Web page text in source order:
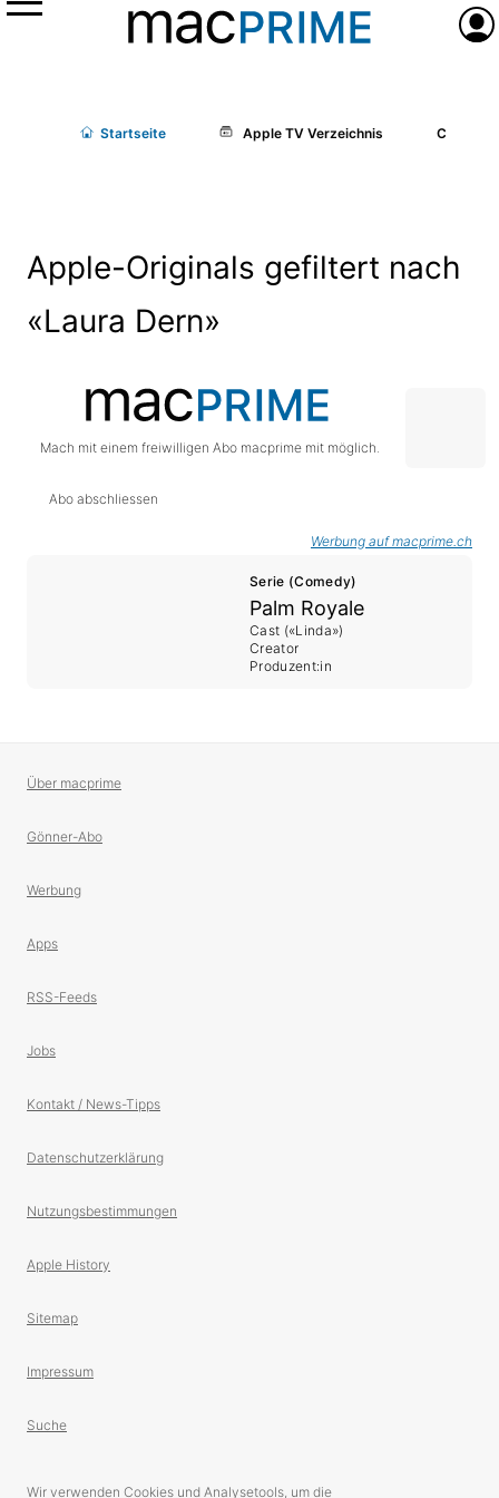
Menü
Startseite Apple TV Verzeichnis Cast/
Apple-Originals gefiltert nach
«Laura Dern»
Mach mit einem freiwilligen Abo macprime mit möglich.
Abo abschliessen
Werbung auf macprime.ch
Serie (Comedy)
Palm Royale
Cast («Linda»)
Creator
Produzent:in
Über macprime
Gönner-Abo
Werbung
Apps
RSS-Feeds
Jobs
Kontakt / News-Tipps
Datenschutzerklärung
Nutzungsbestimmungen
Apple History
Sitemap
Impressum
Suche
Wir verwenden Cookies und Analysetools, um die